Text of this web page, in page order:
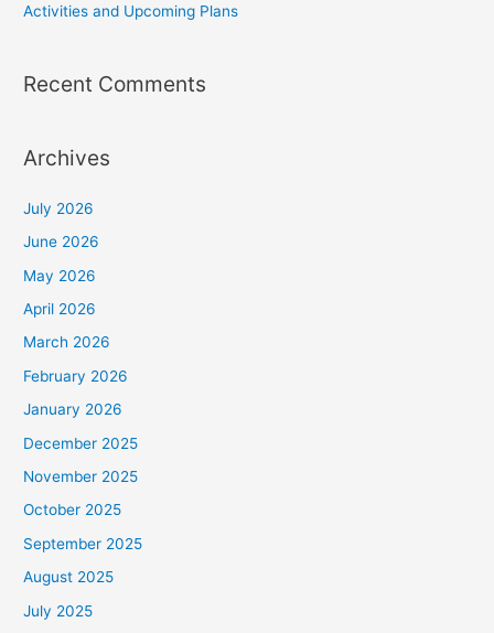
Activities and Upcoming Plans
Recent Comments
Archives
July 2026
June 2026
May 2026
April 2026
March 2026
February 2026
January 2026
December 2025
November 2025
October 2025
September 2025
August 2025
July 2025